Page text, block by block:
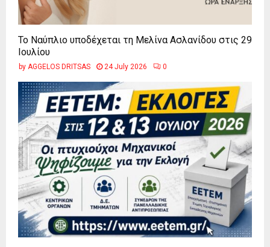
Το Ναύπλιο υποδέχεται τη Μελίνα Ασλανίδου στις 29
Ιουλίου
by AGGELOS DRITSAS 24 July 2026 0